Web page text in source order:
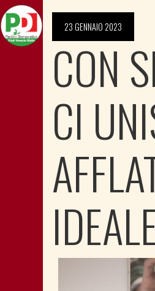
23 GENNAIO 2023
CON
CI